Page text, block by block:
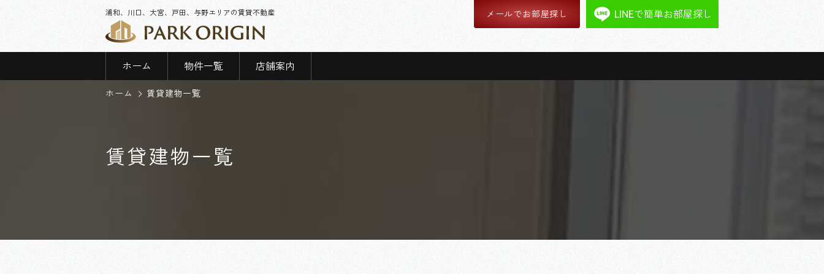
浦和、川口、大宮、戸田、与野エリアの賃貸不動産 メールでお部屋探し LINEで簡単お部屋探し
ホーム 物件一覧 店舗案内
ホーム 賃貸建物一覧
賃貸建物一覧